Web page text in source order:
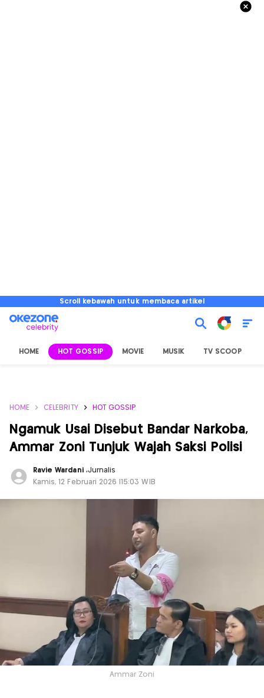
Scroll kebawah untuk membaca artikel
HOME HOT GOSSIP MOVIE MUSIK TV SCOOP
HOME CELEBRITY HOT GOSSIP
Ngamuk Usai Disebut Bandar Narkoba,
Ammar Zoni Tunjuk Wajah Saksi Polisi
Ravie Wardani ,Jurnalis
Kamis, 12 Februari 2026 |15:03 WIB
Ammar Zoni